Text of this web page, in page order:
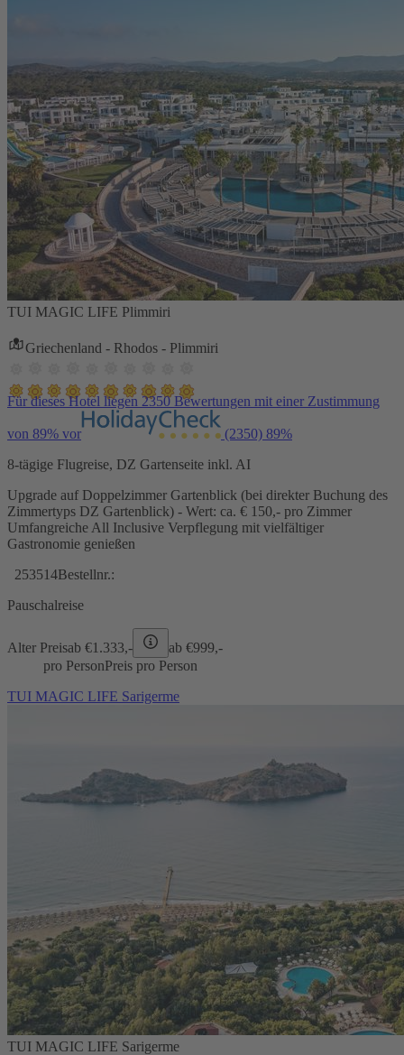
TUI MAGIC LIFE Plimmiri
Griechenland - Rhodos - Plimmiri
Für dieses Hotel liegen 2350 Bewertungen mit einer Zustimmung
von 89% vor (2350) 89%
8-tägige Flugreise, DZ Gartenseite inkl. AI
Upgrade auf Doppelzimmer Gartenblick (bei direkter Buchung des
Zimmertyps DZ Gartenblick) - Wert: ca. € 150,- pro Zimmer
Umfangreiche All Inclusive Verpflegung mit vielfältiger
Gastronomie genießen
253514Bestellnr.:
Pauschalreise
Alter Preisab €1.333,- ab €999,-
pro PersonPreis pro Person
TUI MAGIC LIFE Sarigerme
TUI MAGIC LIFE Sarigerme